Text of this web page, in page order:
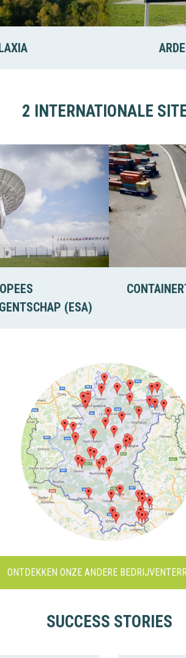
2 INTERNATIONALE
(ESA)
ONTDEKKEN ONZE ANDERE
SUCCESS STORIES